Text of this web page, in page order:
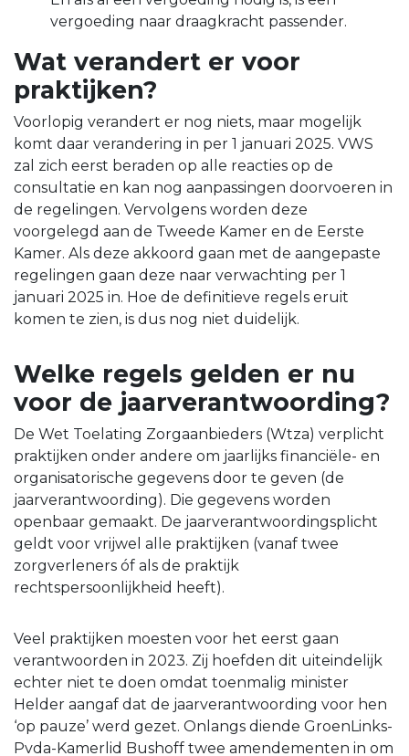
vergoeding naar draagkracht passender.
Wat verandert er voor
praktijken?
Voorlopig verandert er nog niets, maar mogelijk
komt daar verandering in per 1 januari 2025. VWS
zal zich eerst beraden op alle reacties op de
consultatie en kan nog aanpassingen doorvoeren in
de regelingen. Vervolgens worden deze
voorgelegd aan de Tweede Kamer en de Eerste
Kamer. Als deze akkoord gaan met de aangepaste
regelingen gaan deze naar verwachting per 1
januari 2025 in. Hoe de definitieve regels eruit
komen te zien, is dus nog niet duidelijk.
Welke regels gelden er nu
voor de jaarverantwoording?
De Wet Toelating Zorgaanbieders (Wtza) verplicht
praktijken onder andere om jaarlijks financiële- en
organisatorische gegevens door te geven (de
jaarverantwoording). Die gegevens worden
openbaar gemaakt. De jaarverantwoordingsplicht
geldt voor vrijwel alle praktijken (vanaf twee
zorgverleners óf als de praktijk
rechtspersoonlijkheid heeft).
Veel praktijken moesten voor het eerst gaan
verantwoorden in 2023. Zij hoefden dit uiteindelijk
echter niet te doen omdat toenmalig minister
Helder aangaf dat de jaarverantwoording voor hen
‘op pauze’ werd gezet. Onlangs diende GroenLinks-
Pvda-Kamerlid Bushoff twee amendementen in om